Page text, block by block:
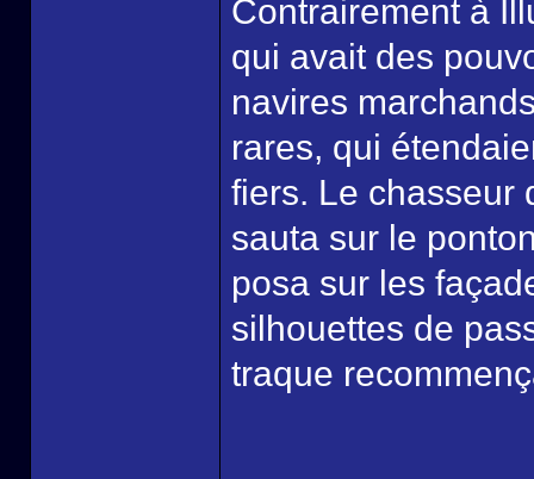
Contrairement à
qui avait des
navires
rares, qui
fiers. Le chasseur
sauta sur le
posa sur les
silhouettes de
traque